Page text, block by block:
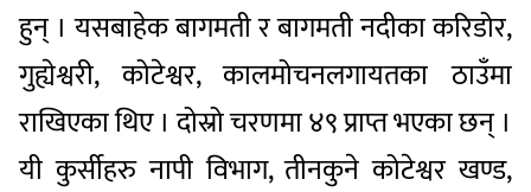
हुन् । यसबाहेक बागमती र बागमती नदीका करिडोर,
गुह्येश्वरी, कोटेश्वर, कालमोचनलगायतका ठाउँमा
राखिएका थिए । दोस्रो चरणमा ४९ प्राप्त भएका छन् ।
यी कुर्सीहरु नापी विभाग, तीनकुने कोटेश्वर खण्ड,